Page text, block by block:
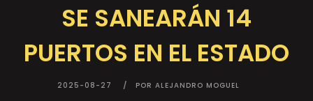
SE SANEARÁN 14
PUERTOS EN EL ESTADO
2025-08-27 POR ALEJANDRO MOGUEL